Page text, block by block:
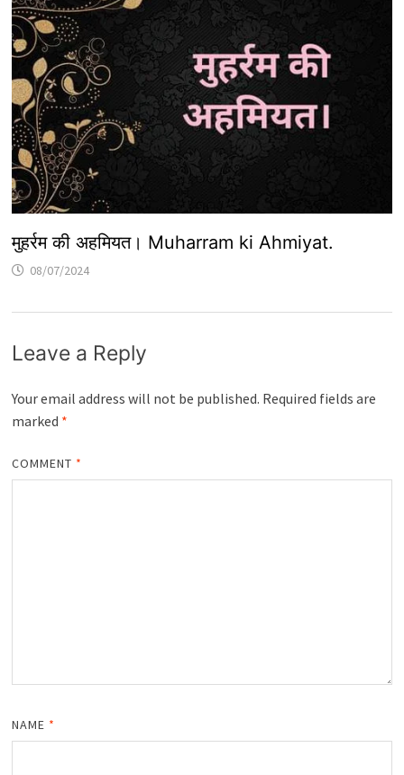
मुहर्रम की अहमियत। Muharram ki Ahmiyat.
08/07/2024
Leave a Reply
Your email address will not be published. Required fields are
marked *
COMMENT *
NAME *